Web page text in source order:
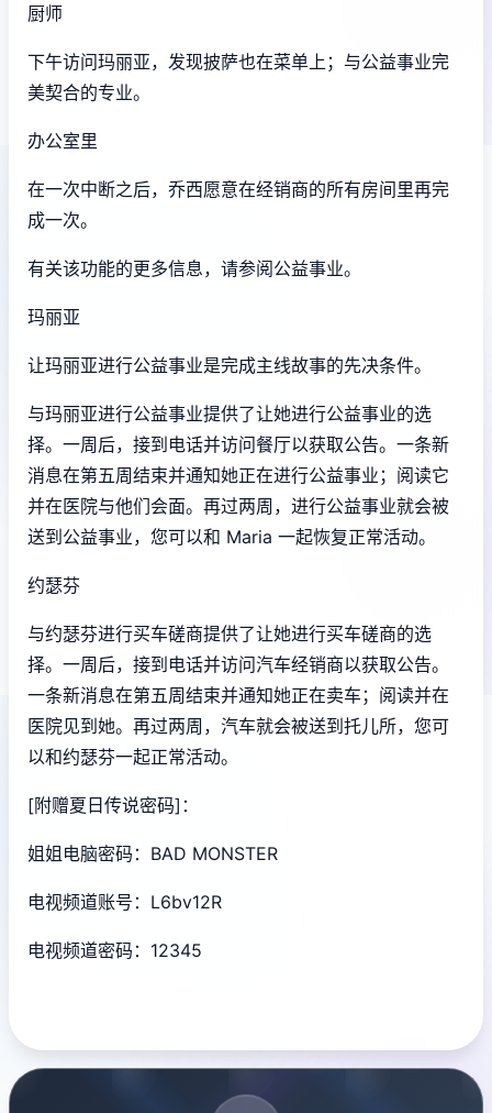
厨师
下午访问玛丽亚，发现披萨也在菜单上；与公益事业完
美契合的专业。
办公室里
在一次中断之后，乔西愿意在经销商的所有房间里再完
成一次。
有关该功能的更多信息，请参阅公益事业。
玛丽亚
让玛丽亚进行公益事业是完成主线故事的先决条件。
与玛丽亚进行公益事业提供了让她进行公益事业的选
择。一周后，接到电话并访问餐厅以获取公告。一条新
消息在第五周结束并通知她正在进行公益事业；阅读它
并在医院与他们会面。再过两周，进行公益事业就会被
送到公益事业，您可以和 Maria 一起恢复正常活动。
约瑟芬
与约瑟芬进行买车磋商提供了让她进行买车磋商的选
择。一周后，接到电话并访问汽车经销商以获取公告。
一条新消息在第五周结束并通知她正在卖车；阅读并在
医院见到她。再过两周，汽车就会被送到托儿所，您可
以和约瑟芬一起正常活动。
[附赠夏日传说密码]：
姐姐电脑密码：BAD MONSTER
电视频道账号：L6bv12R
电视频道密码：12345